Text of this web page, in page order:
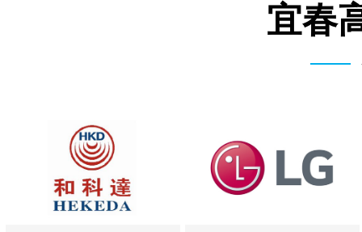
宜春